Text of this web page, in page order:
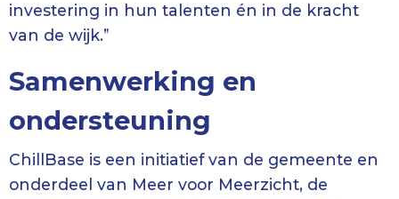
investering in hun talenten én in de kracht
van de wijk.”
Samenwerking en
ondersteuning
ChillBase is een initiatief van de gemeente en
onderdeel van Meer voor Meerzicht, de